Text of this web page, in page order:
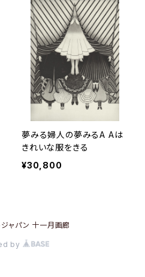
夢みる婦人の夢みるA Aは
きれいな服をきる
¥30,800
ャパン 十一月画廊
by